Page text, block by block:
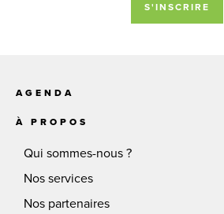
S'INSCRIRE
AGENDA
À PROPOS
Qui sommes-nous ?
Nos services
Nos partenaires